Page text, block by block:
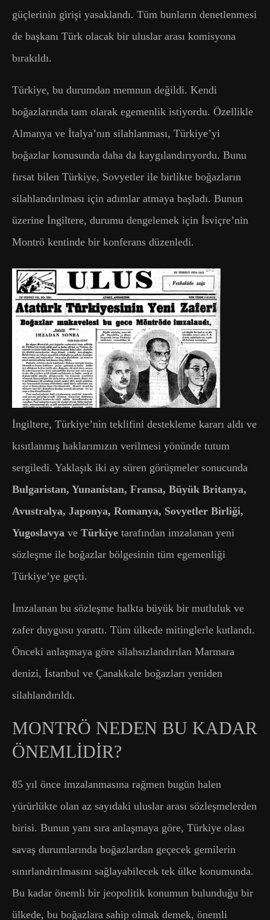
güçlerinin girişi yasaklandı. Tüm bunların denetlenmesi
de başkanı Türk olacak bir uluslar arası komisyona
bırakıldı.
Türkiye, bu durumdan memnun değildi. Kendi
boğazlarında tam olarak egemenlik istiyordu. Özellikle
Almanya ve İtalya’nın silahlanması, Türkiye’yi
boğazlar konusunda daha da kaygılandırıyordu. Bunu
fırsat bilen Türkiye, Sovyetler ile birlikte boğazların
silahlandırılması için adımlar atmaya başladı. Bunun
üzerine İngiltere, durumu dengelemek için İsviçre’nin
Montrö kentinde bir konferans düzenledi.
İngiltere, Türkiye’nin teklifini destekleme kararı aldı ve
kısıtlanmış haklarımızın verilmesi yönünde tutum
sergiledi. Yaklaşık iki ay süren görüşmeler sonucunda
Bulgaristan, Yunanistan, Fransa, Büyük Britanya,
Avustralya, Japonya, Romanya, Sovyetler Birliği,
Yugoslavya ve Türkiye tarafından imzalanan yeni
sözleşme ile boğazlar bölgesinin tüm egemenliği
Türkiye’ye geçti.
İmzalanan bu sözleşme halkta büyük bir mutluluk ve
zafer duygusu yarattı. Tüm ülkede mitinglerle kutlandı.
Önceki anlaşmaya göre silahsızlandırılan Marmara
denizi, İstanbul ve Çanakkale boğazları yeniden
silahlandırıldı.
MONTRÖ NEDEN BU KADAR
ÖNEMLİDİR?
85 yıl önce imzalanmasına rağmen bugün halen
yürürlükte olan az sayıdaki uluslar arası sözleşmelerden
birisi. Bunun yanı sıra anlaşmaya göre, Türkiye olası
savaş durumlarında boğazlardan geçecek gemilerin
sınırlandırılmasını sağlayabilecek tek ülke konumunda.
Bu kadar önemli bir jeopolitik konumun bulunduğu bir
ülkede, bu boğazlara sahip olmak demek, önemli